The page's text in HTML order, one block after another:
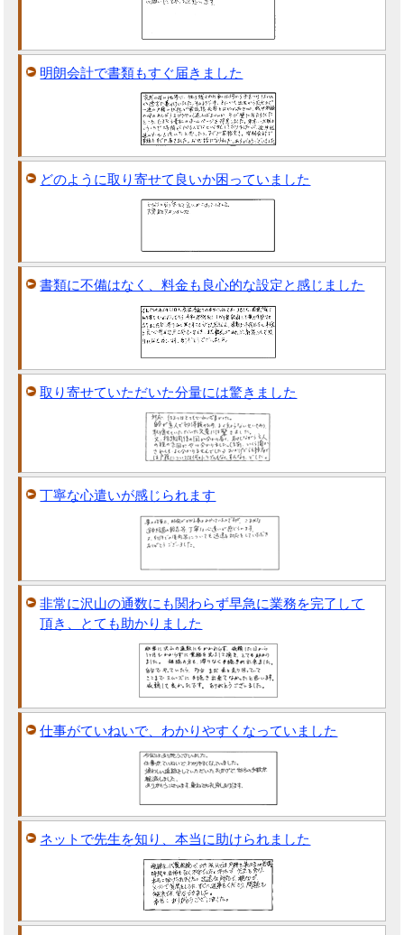
明朗会計で書類もすぐ届きました
どのように取り寄せて良いか困っていました
書類に不備はなく、料金も良心的な設定と感じました
取り寄せていただいた分量には驚きました
丁寧な心遣いが感じられます
非常に沢山の通数にも関わらず早急に業務を完了して
頂き、とても助かりました
仕事がていねいで、わかりやすくなっていました
ネットで先生を知り、本当に助けられました